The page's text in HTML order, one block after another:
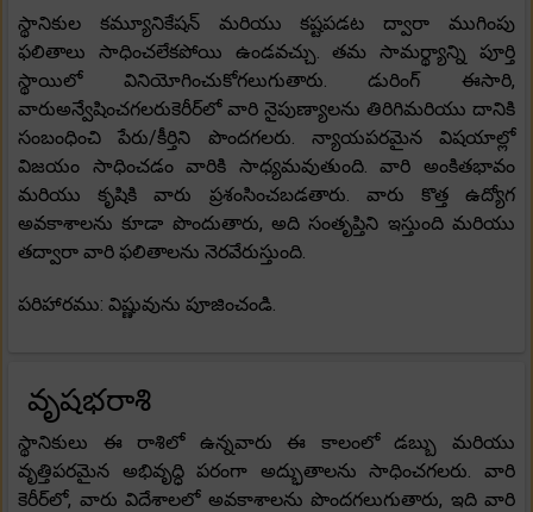
స్థానికుల కమ్యూనికేషన్ మరియు కష్టపడట ద్వారా ముగింపు
ఫలితాలు సాధించలేకపోయి ఉండవచ్చు. తమ సామర్థ్యాన్ని పూర్తి
స్థాయిలో వినియోగించుకోగలుగుతారు. డురింగ్ ఈసారి,
వారుఅన్వేషించగలరుకెరీర్‌లో వారి నైపుణ్యాలను తిరిగిమరియు దానికి
సంబంధించి పేరు/కీర్తిని పొందగలరు. న్యాయపరమైన విషయాల్లో
విజయం సాధించడం వారికి సాధ్యమవుతుంది. వారి అంకితభావం
మరియు కృషికి వారు ప్రశంసించబడతారు. వారు కొత్త ఉద్యోగ
అవకాశాలను కూడా పొందుతారు, అది సంతృప్తిని ఇస్తుంది మరియు
తద్వారా వారి ఫలితాలను నెరవేరుస్తుంది.
పరిహారము: విష్ణువును పూజించండి.
వృషభరాశి
స్థానికులు ఈ రాశిలో ఉన్నవారు ఈ కాలంలో డబ్బు మరియు
వృత్తిపరమైన అభివృద్ధి పరంగా అద్భుతాలను సాధించగలరు. వారి
కెరీర్‌లో, వారు విదేశాలలో అవకాశాలను పొందగలుగుతారు, ఇది వారి